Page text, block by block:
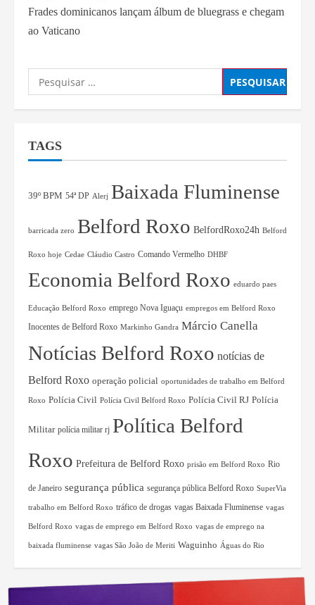
Frades dominicanos lançam álbum de bluegrass e chegam
ao Vaticano
TAGS
39º BPM 54ª DP Alerj Baixada Fluminense
barricada zero Belford Roxo BelfordRoxo24h Belford
Roxo hoje Cedae Cláudio Castro Comando Vermelho DHBF
Economia Belford Roxo eduardo paes
Educação Belford Roxo emprego Nova Iguaçu empregos em Belford Roxo
Inocentes de Belford Roxo Markinho Gandra Márcio Canella
Notícias Belford Roxo notícias de
Belford Roxo operação policial oportunidades de trabalho em Belford
Roxo Polícia Civil Polícia Civil Belford Roxo Polícia Civil RJ Polícia
Militar polícia militar rj Política Belford
Roxo Prefeitura de Belford Roxo prisão em Belford Roxo Rio
de Janeiro segurança pública segurança pública Belford Roxo SuperVia
trabalho em Belford Roxo tráfico de drogas vagas Baixada Fluminense vagas
Belford Roxo vagas de emprego em Belford Roxo vagas de emprego na
baixada fluminense vagas São João de Meriti Waguinho Águas do Rio